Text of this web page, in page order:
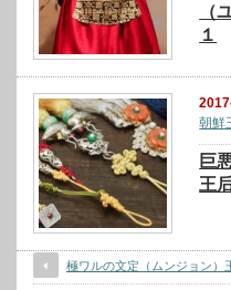
（
１
朝鮮
巨
王
極ワルの文定（ムンジョン）